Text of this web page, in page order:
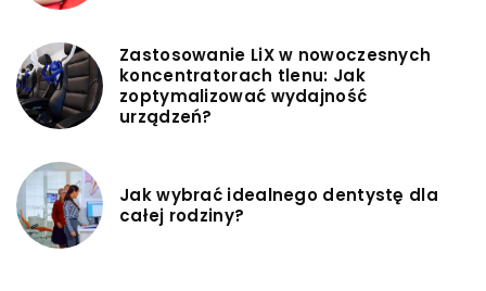
Zastosowanie LiX w nowoczesnych
koncentratorach tlenu: Jak
zoptymalizować wydajność
urządzeń?
Jak wybrać idealnego dentystę dla
całej rodziny?